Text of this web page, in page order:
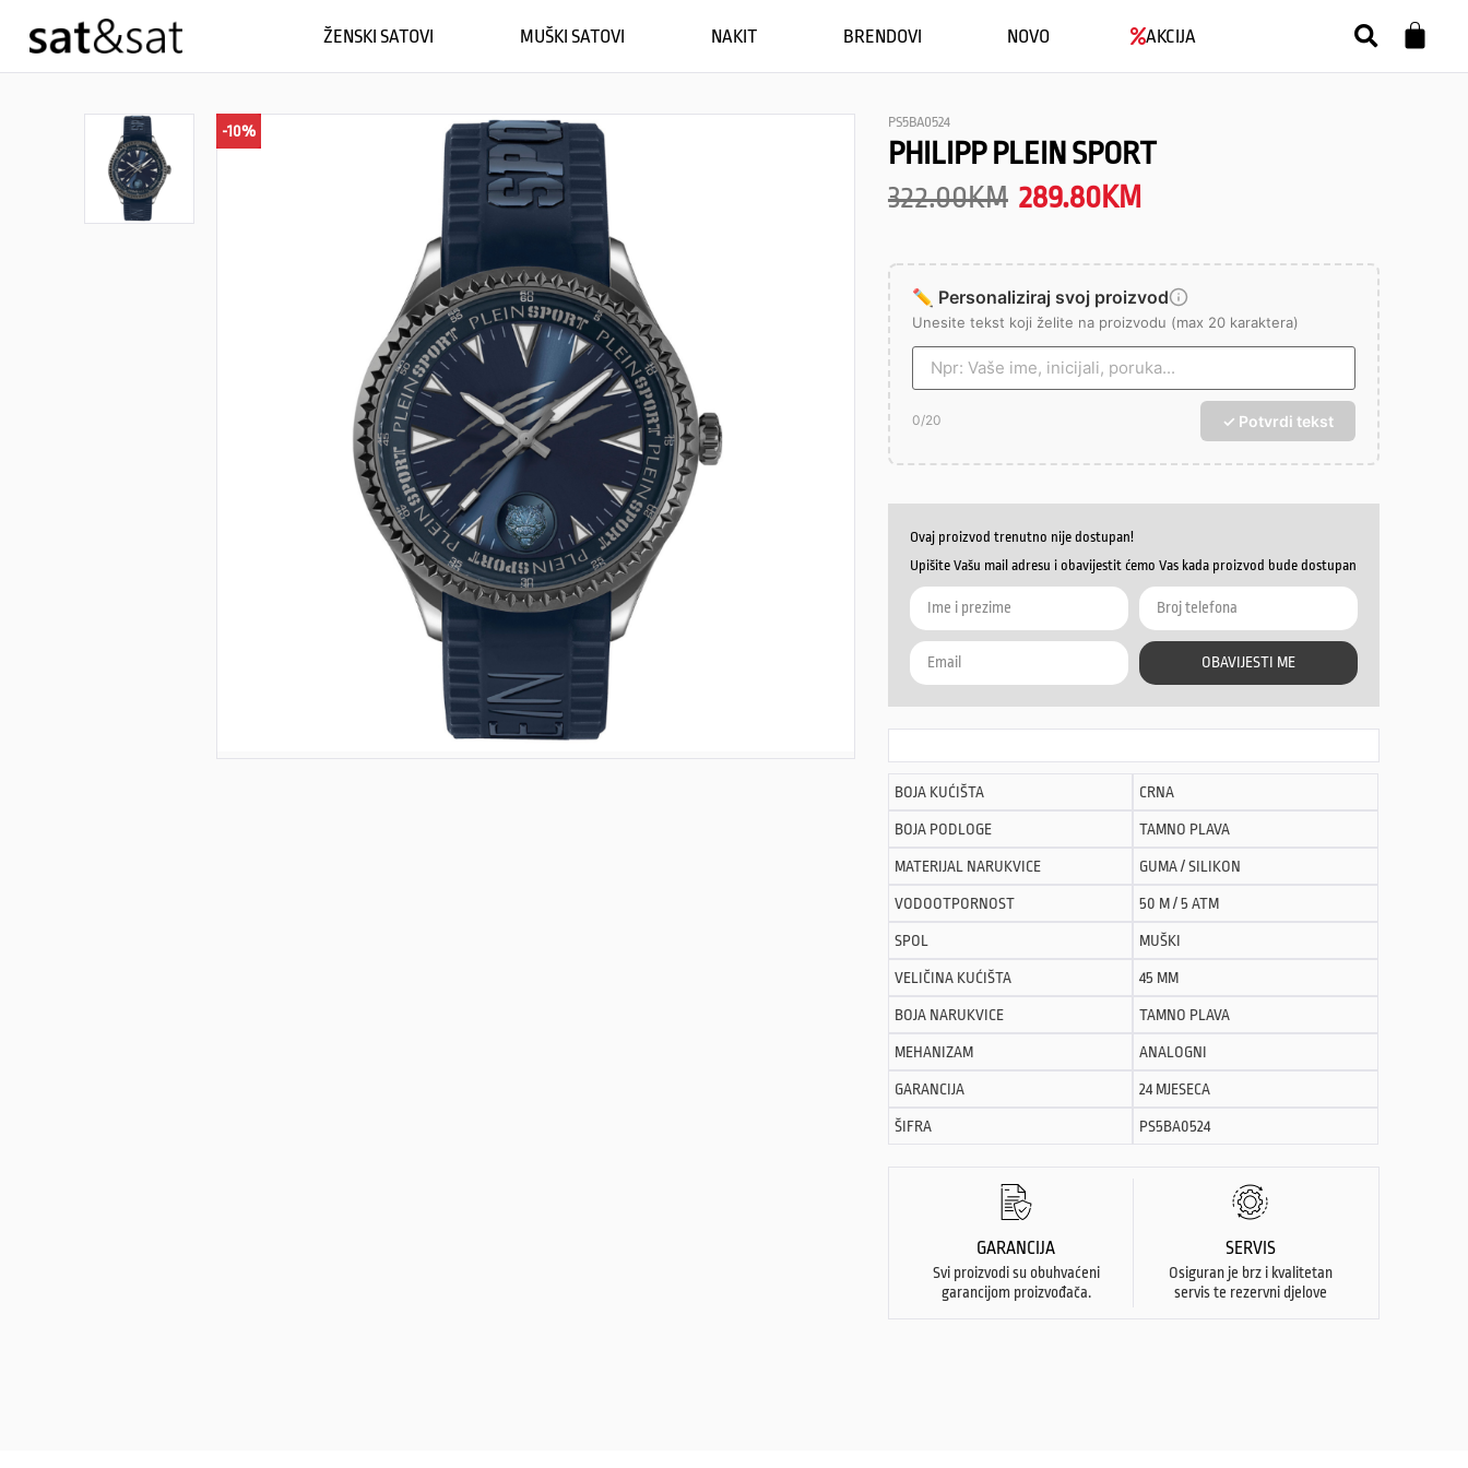
ŽENSKI SATOVI MUŠKI SATOVI NAKIT BRENDOVI NOVO AKCIJA
-10%
PS5BA0524
PHILIPP PLEIN SPORT
322.00KM 289.80KM
✏️ Personaliziraj svoj proizvod
Unesite tekst koji želite na proizvodu (max 20 karaktera)
0/20 ✓ Potvrdi tekst
Ovaj proizvod trenutno nije dostupan!
Upišite Vašu mail adresu i obavijestit ćemo Vas kada proizvod bude dostupan
OBAVIJESTI ME
BOJA KUĆIŠTA CRNA
BOJA PODLOGE TAMNO PLAVA
MATERIJAL NARUKVICE GUMA / SILIKON
VODOOTPORNOST 50 M / 5 ATM
SPOL MUŠKI
VELIČINA KUĆIŠTA 45 MM
BOJA NARUKVICE TAMNO PLAVA
MEHANIZAM ANALOGNI
GARANCIJA 24 MJESECA
ŠIFRA PS5BA0524
GARANCIJA
Svi proizvodi su obuhvaćeni
garancijom proizvođača.
SERVIS
Osiguran je brz i kvalitetan
servis te rezervni djelove